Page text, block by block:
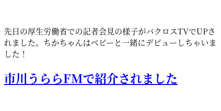
先日の厚生労働省での記者会見の様子がバクロスTVでUPさ
れました。ちかちゃんはベビーと一緒にデビューしちゃいま
した！
市川うららFMで紹介されました